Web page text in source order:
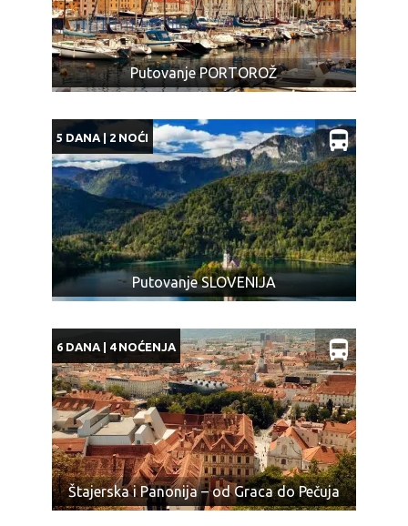
Putovanje PORTOROŽ
Putovanje SLOVENIJA
5 DANA | 2 NOĆI
Štajerska i Panonija – od Graca do Pečuja
6 DANA | 4 NOĆENJA